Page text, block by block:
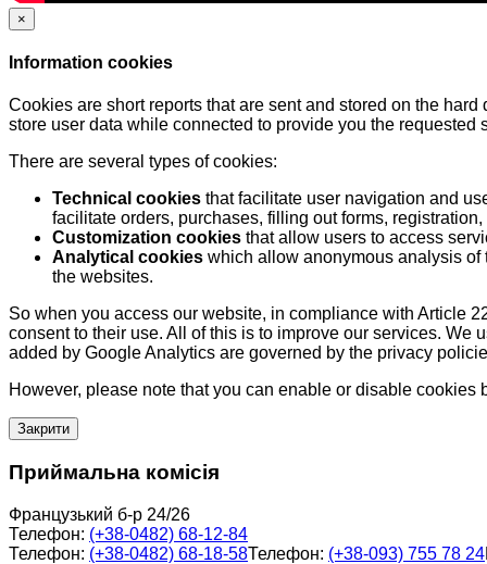
×
Information cookies
Cookies are short reports that are sent and stored on the
store user data while connected to provide you the
There are several types of cookies:
Technical cookies that facilitate user navigation and
facilitate orders, purchases, filling out forms,
Customization cookies that allow users to access
Analytical cookies which allow anonymous analysis
the websites.
So when you access our website, in compliance with Article
consent to their use. All of this is to improve our services.
added by Google Analytics are governed by the privacy
However, please note that you can enable or disable cookies
Закрити
Приймальна комісія
Французький б-р 24/26
Телефон: (+38-0482) 68-12-84
Телефон: (+38-0482) 68-18-58Телефон: (+38-093) 755 78 24